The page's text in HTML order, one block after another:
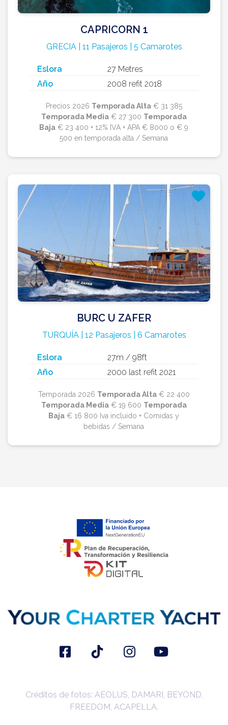
CAPRICORN 1
GRECIA | 11 Pasajeros | 5 Camarotes
Eslora
27 Metres
Año
2008 refit 2018
Precios 2026 Temporada Alta€ 31 385
Temporada Media€ 27 300 Temporada
Baja € 23 400 + 12% IVA + APA € 8000 o € 9
500 en temporada alta / Semana
BURC U ZAFER
TURQUÍA | 12 Pasajeros | 6 Camarotes
Eslora
27m / 98ft
Año
2000 last refit 2021
Temporada 2026 Temporada Alta€ 22 400
Temporada Media€ 19 600 Temporada
Baja € 16 800 Iva incluido + Comidas y
bebidas / Semana
Créditos de fotos: AEOLUS, DAMARI, BEYOND,
FREEDOM, ACAPELLA.